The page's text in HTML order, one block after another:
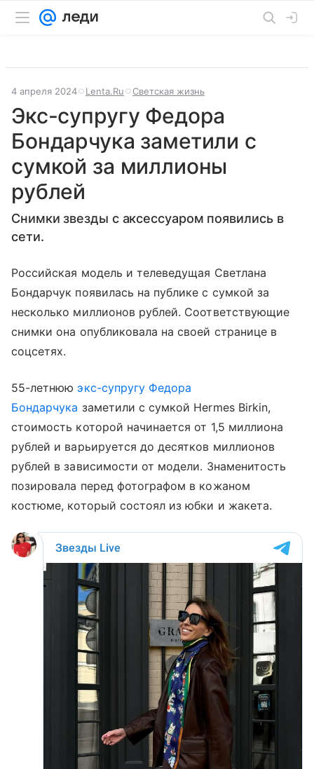
4 апреля 2024 Lenta.Ru Светская жизнь
Экс-супругу Федора
Бондарчука заметили с
сумкой за миллионы
рублей
Снимки звезды с аксессуаром появились в
сети.
Российская модель и телеведущая Светлана
Бондарчук появилась на публике с сумкой за
несколько миллионов рублей. Соответствующие
снимки она опубликовала на своей странице в
соцсетях.
55-летнюю экс-супругу Федора
Бондарчука заметили с сумкой Hermes Birkin,
стоимость которой начинается от 1,5 миллиона
рублей и варьируется до десятков миллионов
рублей в зависимости от модели. Знаменитость
позировала перед фотографом в кожаном
костюме, который состоял из юбки и жакета.